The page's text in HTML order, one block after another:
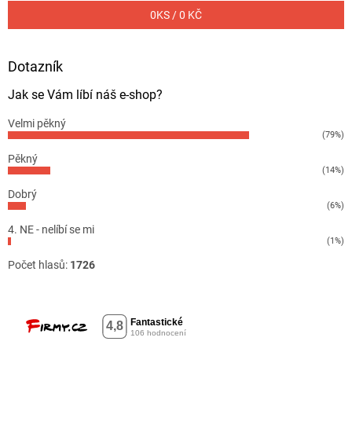
0KS /0 KČ
Dotazník
Jak se Vám líbí náš e-shop?
Velmi pěkný
(79%)
Pěkný
(14%)
Dobrý
(6%)
4. NE - nelíbí se mi
(1%)
Počet hlasů: 1726